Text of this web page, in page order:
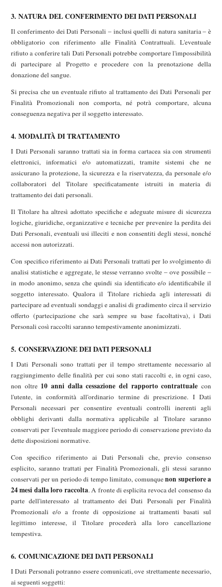
3. NATURA DEL CONFERIMENTO DEI DATI PERSONALI
Il conferimento dei Dati Personali – inclusi quelli di natura sanitaria – è
obbligatorio con riferimento alle Finalità Contrattuali. L'eventuale
rifiuto a conferire tali Dati Personali potrebbe comportare l'impossibilità
di partecipare al Progetto e procedere con la prenotazione della
donazione del sangue.
Si precisa che un eventuale rifiuto al trattamento dei Dati Personali per
Finalità Promozionali non comporta, né potrà comportare, alcuna
conseguenza negativa per il soggetto interessato.
4. MODALITÀ DI TRATTAMENTO
I Dati Personali saranno trattati sia in forma cartacea sia con strumenti
elettronici, informatici e/o automatizzati, tramite sistemi che ne
assicurano la protezione, la sicurezza e la riservatezza, da personale e/o
collaboratori del Titolare specificatamente istruiti in materia di
trattamento dei dati personali.
Il Titolare ha altresì adottato specifiche e adeguate misure di sicurezza
logiche, giuridiche, organizzative e tecniche per prevenire la perdita dei
Dati Personali, eventuali usi illeciti e non consentiti degli stessi, nonché
accessi non autorizzati.
Con specifico riferimento ai Dati Personali trattati per lo svolgimento di
analisi statistiche e aggregate, le stesse verranno svolte – ove possibile –
in modo anonimo, senza che quindi sia identificato e/o identificabile il
soggetto interessato. Qualora il Titolare richieda agli interessati di
partecipare ad eventuali sondaggi e analisi di gradimento circa il servizio
offerto (partecipazione che sarà sempre su base facoltativa), i Dati
Personali così raccolti saranno tempestivamente anonimizzati.
5. CONSERVAZIONE DEI DATI PERSONALI
I Dati Personali sono trattati per il tempo strettamente necessario al
raggiungimento delle finalità per cui sono stati raccolti e, in ogni caso,
non oltre 10 anni dalla cessazione del rapporto contrattuale con
l'utente, in conformità all'ordinario termine di prescrizione. I Dati
Personali necessari per consentire eventuali controlli inerenti agli
obblighi derivanti dalla normativa applicabile al Titolare saranno
conservati per l'eventuale maggiore periodo di conservazione previsto da
dette disposizioni normative.
Con specifico riferimento ai Dati Personali che, previo consenso
esplicito, saranno trattati per Finalità Promozionali, gli stessi saranno
conservati per un periodo di tempo limitato, comunquenon superiore a
24 mesi dalla loro raccolta. A fronte di esplicita revoca del consenso da
parte dell'interessato al trattamento dei Dati Personali per Finalità
Promozionali e/o a fronte di opposizione ai trattamenti basati sul
legittimo interesse, il Titolare procederà alla loro cancellazione
tempestiva.
6. COMUNICAZIONE DEI DATI PERSONALI
I Dati Personali potranno essere comunicati, ove strettamente necessario,
ai seguenti soggetti: